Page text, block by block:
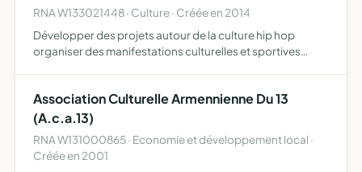
RNA W133021448 · Culture · Créée en 2014
Développer des projets autour de la culture hip hop
organiser des manifestations culturelles et sportives
associati…
Association Culturelle Armennienne Du 13
(A.c.a.13)
RNA W131000865 · Economie et développement local ·
Créée en 2001